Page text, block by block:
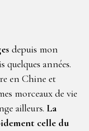
depuis mon
quelques années.
en Chine et
morceaux de vie
ailleurs. La
celle du